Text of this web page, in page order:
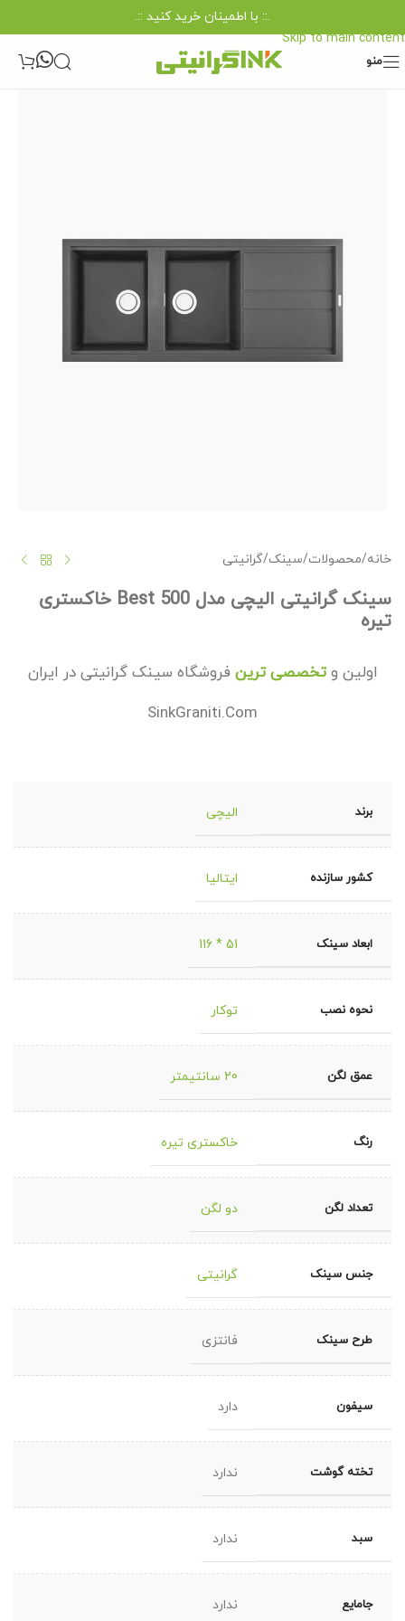
Skip to main content
.:: با اطمینان خرید کنید ::.
منو
خانه/محصولات/سینک/گرانیتی
سینک گرانیتی الیچی مدل 500 Best خاکستری
تیره
اولین وتخصصی ترین فروشگاه سینک گرانیتی در ایران
SinkGraniti.Com
برند الیچی
کشور سازنده ایتالیا
ابعاد سینک 51 * 116
نحوه نصب توکار
عمق لگن 20 سانتیمتر
رنگ خاکستری تیره
تعداد لگن دو لگن
جنس سینک گرانیتی
طرح سینک فانتزی
سیفون دارد
تخته گوشت ندارد
سبد ندارد
جامایع ندارد